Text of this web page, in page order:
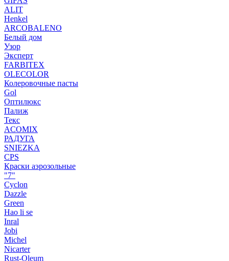
ALIT
Henkel
ARCOBALENO
Белый дом
Узор
Эксперт
FARBITEX
OLECOLOR
Колеровочные пасты
Gol
Оптилюкс
Палиж
Текс
ACOMIX
РАДУГА
SNIEZKA
CPS
Краски аэрозольные
"7"
Cyclon
Dazzle
Green
Hao li se
Inral
Jobi
Michel
Nicarter
Rust-Oleum